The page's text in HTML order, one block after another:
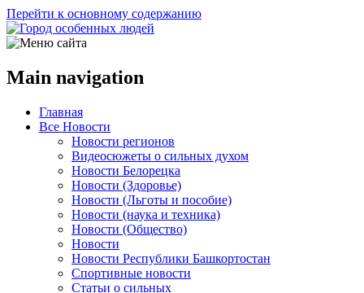
Перейти к основному содержанию
Main navigation
Главная
Все Новости
Новости регионов
Видеосюжеты о сильных духом
Новости Белорецка
Новости (Здоровье)
Новости (Льготы и пособие)
Новости (наука и техника)
Новости (Общество)
Новости
Новости Республики Башкортостан
Спортивные новости
Статьи о сильных